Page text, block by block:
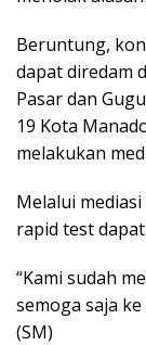
Beruntung,
dapat diredam
Pasar dan
19 Kota
melakukan
Melalui
rapid test
“Kami sudah
semoga saja
(SM)